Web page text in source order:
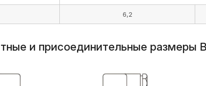
6,2
и присоединительные размеры